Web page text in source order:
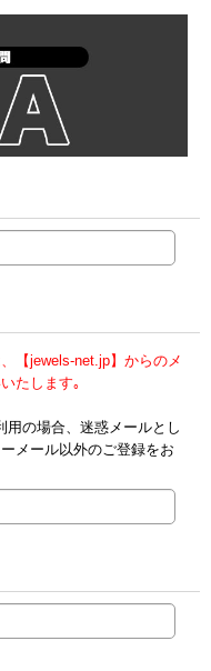
【jewels-net.jp】からのメ
たします｡
用の場合、迷惑メールとし
メール以外のご登録をお